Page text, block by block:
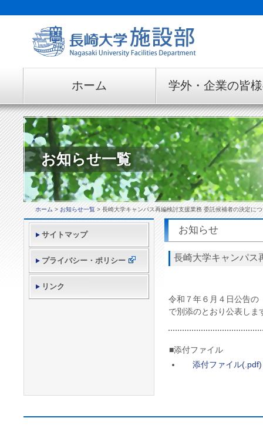
ホーム 学外・企業の皆
お知らせ一覧
ホーム > お知らせ一覧 > 長崎大学キャンパス再編検討支援業務 委託候補者の決定に
お知らせ
長崎大学キャンパス
令和７年６月４日公告の
で別添のとおり公表しま
■添付ファイル
添付ファイル(.pdf)
サイトマップ
プライバシー・ポリシー
リンク